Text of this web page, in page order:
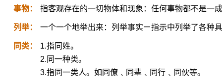
事物： 指客观存在的一切物体和现象：任何事物都不是一
列举： 一个一个地举出来：列举事实ㄧ指示中列举了各种
同类：
1.指同姓。
2.同一种类。
3.指同一类人。如同僚﹑同辈﹑同行﹑同伙等。